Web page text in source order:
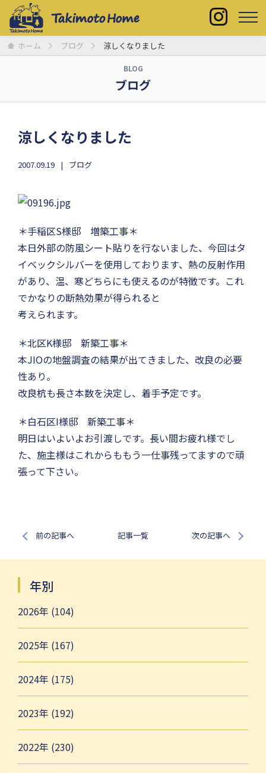
ホーム ブログ 涼しくなりました
BLOG
ブログ
涼しくなりました
2007.09.19 ブログ
＊手稲区S様邸 増築工事＊
本日外部の防風シート貼りを行ないました、今回はタ
イベックシルバーを使用しております、熱の反射作用
があり、温、寒どちらにも使えるのが特徴です。これ
でかなりの断熱効果が得られると
考えられます。
＊北区K様邸 新築工事＊
本JIOの地盤調査の結果が出てきました、改良の必要
性あり。
改良杭も長さ本数を決定し、着手予定です。
＊白石区I様邸 新築工事＊
明日はいよいよお引渡しです。長い間お疲れ様でし
た、施主様はこれからももう一仕事残ってますので頑
張って下さい。
前の記事へ 記事一覧 次の記事へ
年別
2026年 (104)
2025年 (167)
2024年 (175)
2023年 (192)
2022年 (230)